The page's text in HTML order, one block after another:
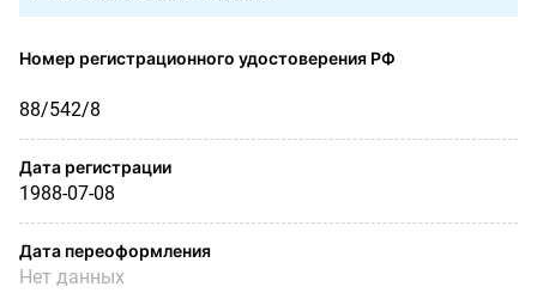
Номер регистрационного удостоверения РФ
88/542/8
Дата регистрации
1988-07-08
Дата переоформления
Нет данных